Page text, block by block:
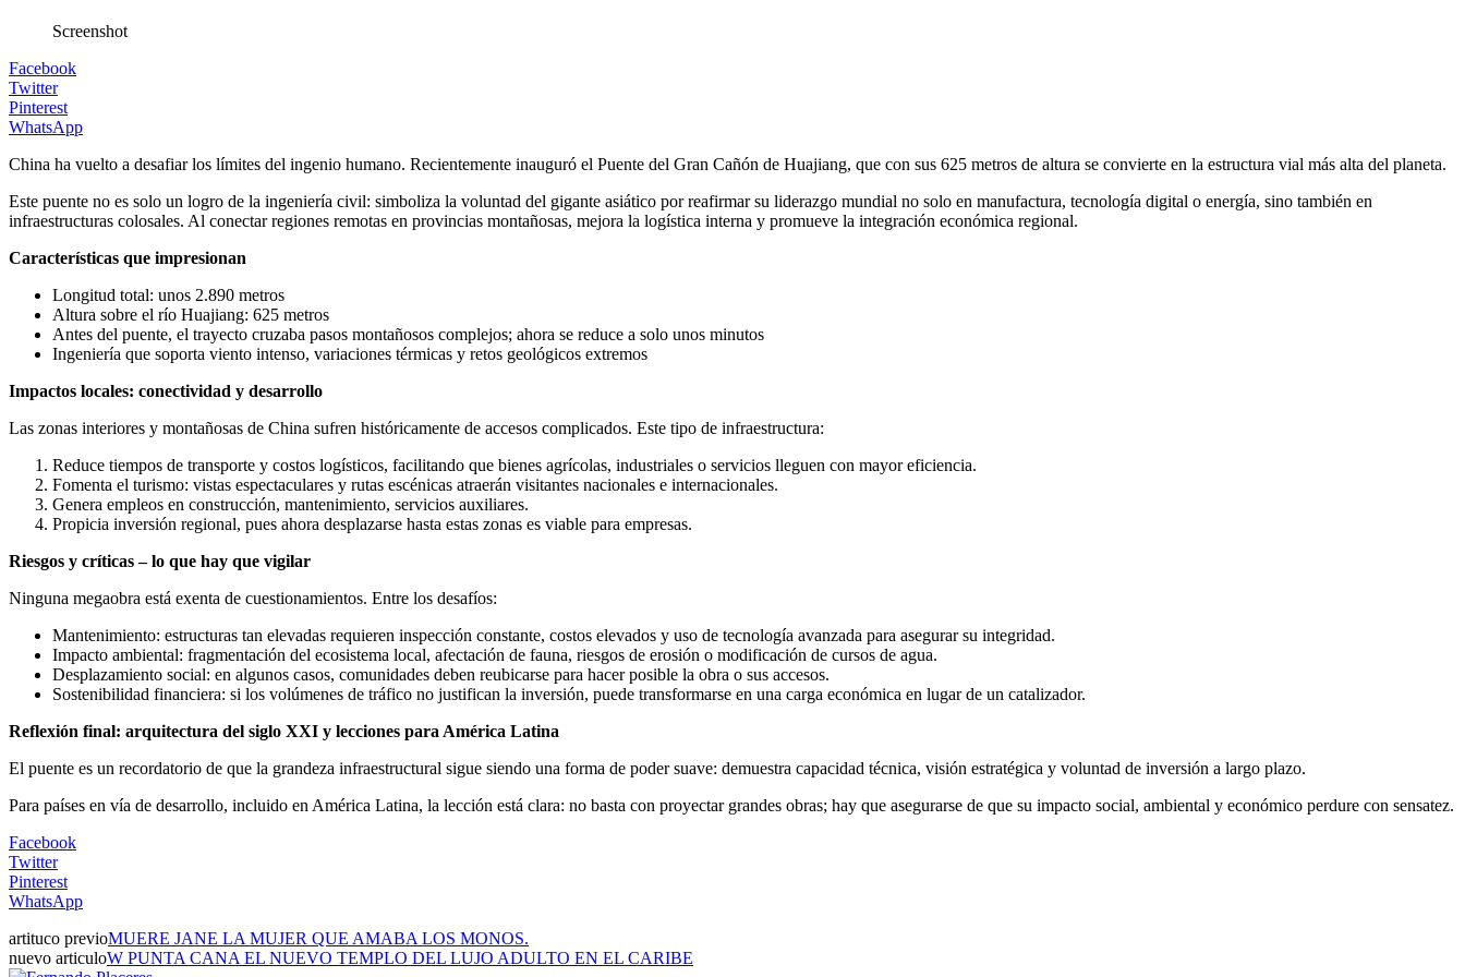
Screenshot
Facebook
Twitter
Pinterest
WhatsApp
China ha vuelto a desafiar los límites del ingenio humano. Recientemente inauguró el Puente del Gran Cañón de Huajiang, que con sus 625 metros de altura se convierte en la estructura vial más alta del planeta.
Este puente no es solo un logro de la ingeniería civil: simboliza la voluntad del gigante asiático por reafirmar su liderazgo mundial no solo en manufactura, tecnología digital o energía, sino también en
infraestructuras colosales. Al conectar regiones remotas en provincias montañosas, mejora la logística interna y promueve la integración económica regional.
Características que impresionan
Longitud total: unos 2.890 metros
Altura sobre el río Huajiang: 625 metros
Antes del puente, el trayecto cruzaba pasos montañosos complejos; ahora se reduce a solo unos minutos
Ingeniería que soporta viento intenso, variaciones térmicas y retos geológicos extremos
Impactos locales: conectividad y desarrollo
Las zonas interiores y montañosas de China sufren históricamente de accesos complicados. Este tipo de infraestructura:
Reduce tiempos de transporte y costos logísticos, facilitando que bienes agrícolas, industriales o servicios lleguen con mayor eficiencia.
Fomenta el turismo: vistas espectaculares y rutas escénicas atraerán visitantes nacionales e internacionales.
Genera empleos en construcción, mantenimiento, servicios auxiliares.
Propicia inversión regional, pues ahora desplazarse hasta estas zonas es viable para empresas.
Riesgos y críticas – lo que hay que vigilar
Ninguna megaobra está exenta de cuestionamientos. Entre los desafíos:
Mantenimiento: estructuras tan elevadas requieren inspección constante, costos elevados y uso de tecnología avanzada para asegurar su integridad.
Impacto ambiental: fragmentación del ecosistema local, afectación de fauna, riesgos de erosión o modificación de cursos de agua.
Desplazamiento social: en algunos casos, comunidades deben reubicarse para hacer posible la obra o sus accesos.
Sostenibilidad financiera: si los volúmenes de tráfico no justifican la inversión, puede transformarse en una carga económica en lugar de un catalizador.
Reflexión final: arquitectura del siglo XXI y lecciones para América Latina
El puente es un recordatorio de que la grandeza infraestructural sigue siendo una forma de poder suave: demuestra capacidad técnica, visión estratégica y voluntad de inversión a largo plazo.
Para países en vía de desarrollo, incluido en América Latina, la lección está clara: no basta con proyectar grandes obras; hay que asegurarse de que su impacto social, ambiental y económico perdure con sensatez.
Facebook
Twitter
Pinterest
WhatsApp
artituco previoMUERE JANE LA MUJER QUE AMABA LOS MONOS.
nuevo articuloW PUNTA CANA EL NUEVO TEMPLO DEL LUJO ADULTO EN EL CARIBE